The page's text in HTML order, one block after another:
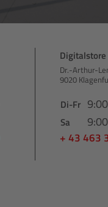
Dr.-Arthur-
9020
Di-Fr
Sa
+ 43 463